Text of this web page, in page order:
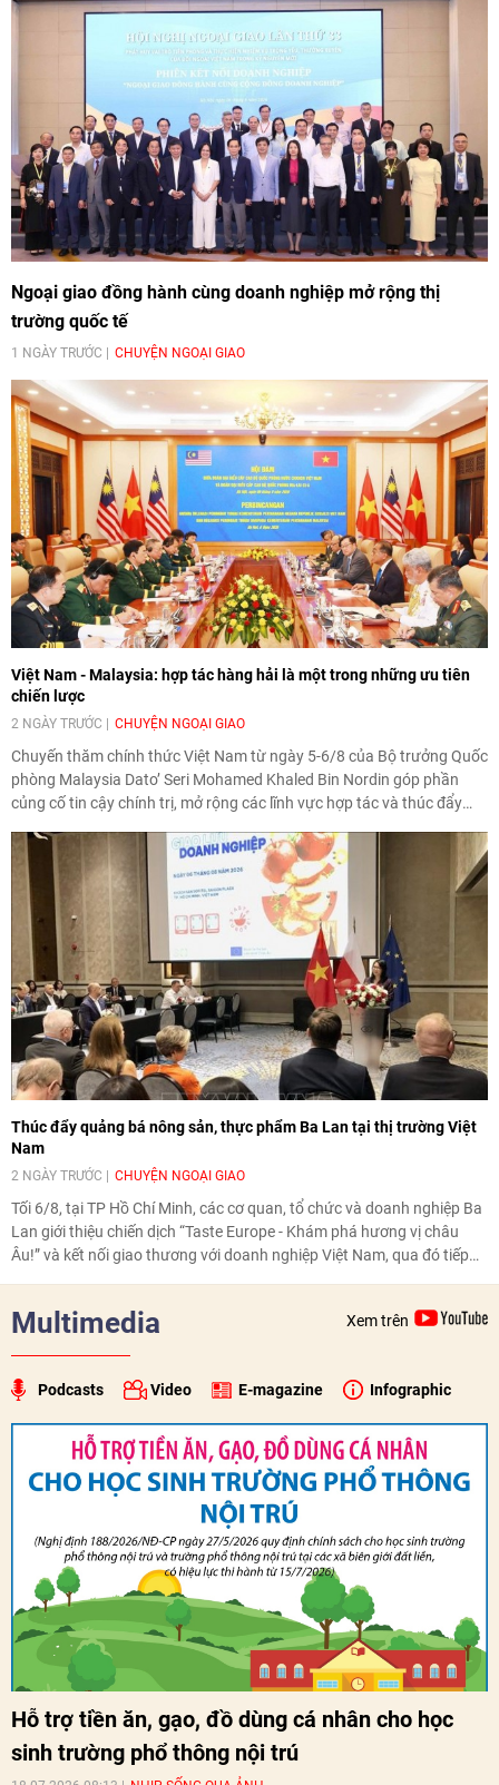
Ngoại giao đồng hành cùng doanh nghiệp mở rộng thị
trường quốc tế
1 NGÀY TRƯỚC CHUYỆN NGOẠI GIAO
Việt Nam - Malaysia: hợp tác hàng hải là một trong những ưu tiên
chiến lược
2 NGÀY TRƯỚC CHUYỆN NGOẠI GIAO
Chuyến thăm chính thức Việt Nam từ ngày 5-6/8 của Bộ trưởng Quốc
phòng Malaysia Dato’ Seri Mohamed Khaled Bin Nordin góp phần
củng cố tin cậy chính trị, mở rộng các lĩnh vực hợp tác và thúc đẩy
chất.
Thúc đẩy quảng bá nông sản, thực phẩm Ba Lan tại thị trường Việt
Nam
2 NGÀY TRƯỚC CHUYỆN NGOẠI GIAO
Tối 6/8, tại TP Hồ Chí Minh, các cơ quan, tổ chức và doanh nghiệp Ba
Lan giới thiệu chiến dịch “Taste Europe - Khám phá hương vị châu
Âu!” và kết nối giao thương với doanh nghiệp Việt Nam, qua đó tiếp
Multimedia Xem trên
Podcasts Video E-magazine Infographic
Hỗ trợ tiền ăn, gạo, đồ dùng cá nhân cho học
sinh trường phổ thông nội trú